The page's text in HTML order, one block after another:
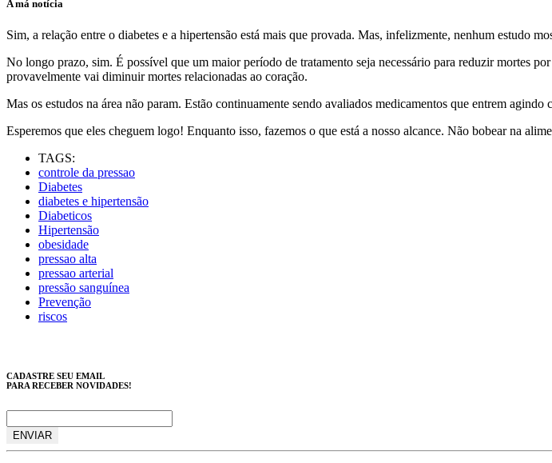
A má notícia
Sim, a relação entre o diabetes e a hipertensão está mais que provada. Mas, infelizmente, nenhum estudo
No longo prazo, sim. É possível que um maior período de tratamento seja necessário para reduzir mortes
provavelmente vai diminuir mortes relacionadas ao coração.
Mas os estudos na área não param. Estão continuamente sendo avaliados medicamentos que entrem agindo
Esperemos que eles cheguem logo! Enquanto isso, fazemos o que está a nosso alcance. Não bobear na
TAGS:
controle da pressao
Diabetes
diabetes e hipertensão
Diabeticos
Hipertensão
obesidade
pressao alta
pressao arterial
pressão sanguínea
Prevenção
riscos
CADASTRE SEU EMAIL
PARA RECEBER NOVIDADES!